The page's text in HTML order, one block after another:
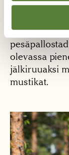
tauoilla.
trangialla
olevassa
jälkiruuaksi
mustikat.